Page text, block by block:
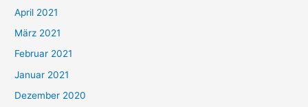
:
April 2021
März 2021
Februar 2021
Januar 2021
Dezember 2020